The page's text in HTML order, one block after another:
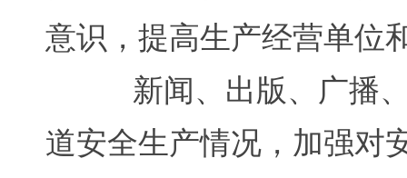
意识，提高生产经营单位
新闻、出版、广播、
道安全生产情况，加强对